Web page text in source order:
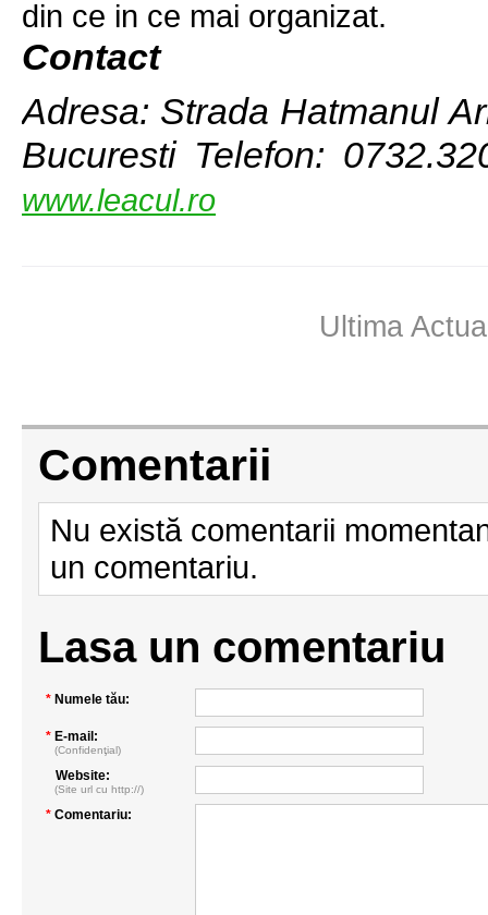
din ce in ce mai organizat.
Contact
Adresa: Strada Hatmanul
Bucuresti Telefon:
www.leacul.ro
Ultima
Comentarii
Nu există comentarii
un comentariu.
Lasa un comentariu
* Numele tău:
* E-mail:
(Confidenţial)
Website:
(Site url cu http://)
* Comentariu: